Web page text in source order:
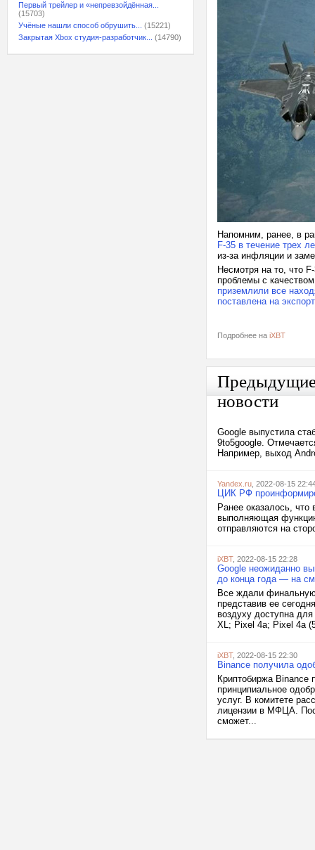
Первый трейлер и «непревзойдённая...
(15703)
Учёные нашли способ обрушить...
(15221)
Закрытая Xbox студия-разработчик...
(14790)
Напомним, ранее, в
F-35 в течение трех
из-за инфляции и
Несмотря на то, что
проблемы с
приземлили все
поставлена на экспорт
Подробнее на iXBT
новости
Google выпустила
9to5google.
Например, выход
Yandex.ru , 2022-08-15
ЦИК РФ
Ранее оказалось,
выполняющая
отправляются на
iXBT, 2022-08-15 22:28
Google неожиданно
до конца года — на
Все ждали
представив ее
воздуху доступна
XL; Pixel 4a; Pixel 4a
iXBT, 2022-08-15 22:30
Binance получила
Криптобиржа
принципиальное
услуг. В комитете
лицензии в МФЦА.
сможет...